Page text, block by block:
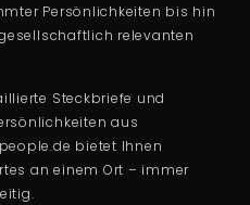
Persönlichkeiten bis hin
relevanten
Steckbriefe und
aus
bietet Ihnen
an einem Ort – immer